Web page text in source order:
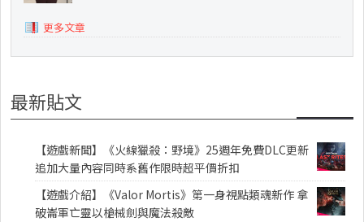
更多文章
最新貼文
【遊戲新聞】《火線獵殺：野境》25週年免費DLC更新
追加大量內容同時系舊作限時超平價折扣
【遊戲介紹】《Valor Mortis》第一身視點類魂新作 拿
破崙軍亡靈以槍械劍與魔法殺敵